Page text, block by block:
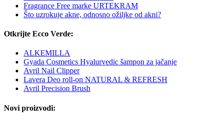
Fragrance Free marke URTEKRAM
Što uzrokuje akne, odnosno ožiljke od akni?
Otkrijte Ecco Verde:
ALKEMILLA
Gyada Cosmetics Hyalurvedic šampon za jačanje
Avril Nail Clipper
Lavera Deo roll-on NATURAL & REFRESH
Avril Precision Brush
Novi proizvodi: